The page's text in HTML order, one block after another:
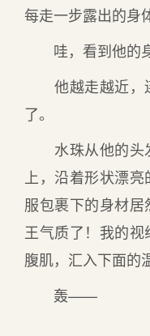
每走一步露出的身
哇，看到他的身
他越走越近，
了。
水珠从他的头
上，沿着形状漂
服包裹下的身材
王气质了！我的
腹肌，汇入下面的
轰——